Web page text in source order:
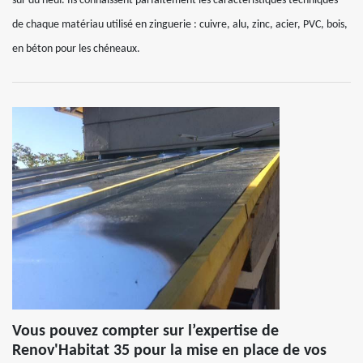
de chaque matériau utilisé en zinguerie : cuivre, alu, zinc, acier, PVC, bois,
en béton pour les chéneaux.
Vous pouvez compter sur l’expertise de
Renov'Habitat 35 pour la mise en place de vos